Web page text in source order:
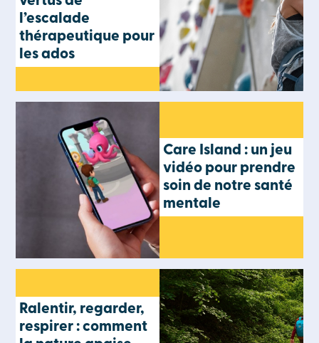
l’escalade
thérapeutique pour
les ados
Care Island : un jeu
vidéo pour prendre
soin de notre santé
mentale
Ralentir, regarder,
respirer : comment